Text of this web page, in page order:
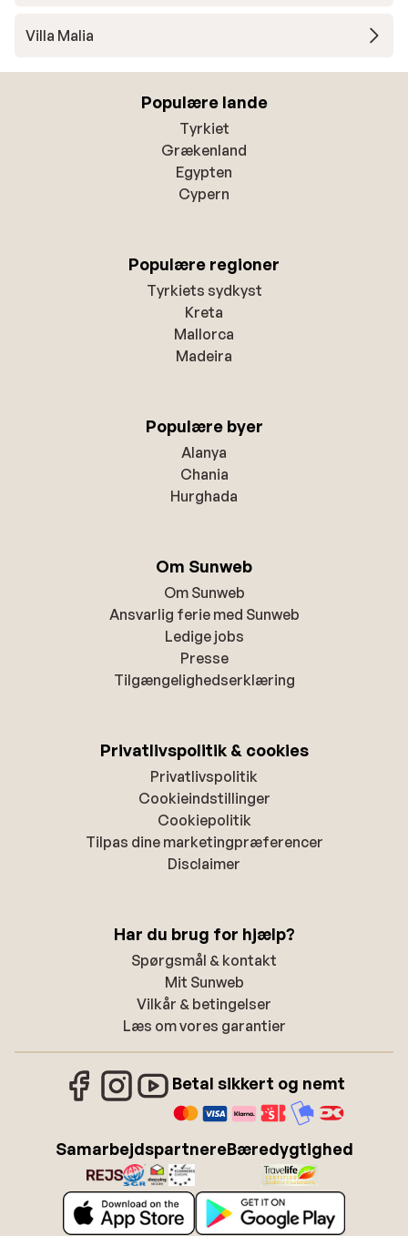
Villa Malia
Populære lande
Tyrkiet
Grækenland
Egypten
Cypern
Populære regioner
Tyrkiets sydkyst
Kreta
Mallorca
Madeira
Populære byer
Alanya
Chania
Hurghada
Om Sunweb
Om Sunweb
Ansvarlig ferie med Sunweb
Ledige jobs
Presse
Tilgængelighedserklæring
Privatlivspolitik & cookies
Privatlivspolitik
Cookieindstillinger
Cookiepolitik
Tilpas dine marketingpræferencer
Disclaimer
Har du brug for hjælp?
Spørgsmål & kontakt
Mit Sunweb
Vilkår & betingelser
Læs om vores garantier
Betal sikkert og nemt
SamarbejdspartnereBæredygtighed